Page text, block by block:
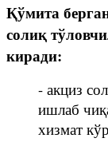
Қўмита
солиқ
киради:
- акциз
ишлаб
хизмат